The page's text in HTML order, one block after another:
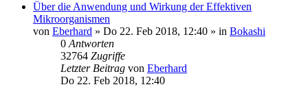
Über die Anwendung und Wirkung der Effektiven
Mikroorganismen
von Eberhard » Do 22. Feb 2018, 12:40 » in Bokashi
0 Antworten
32764 Zugriffe
Letzter Beitrag von Eberhard
Do 22. Feb 2018, 12:40